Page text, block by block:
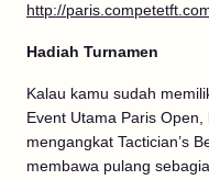
http://
Hadiah Turnamen
Kalau kamu sudah
Event Utama Paris
mengangkat Tactician’s
membawa pulang